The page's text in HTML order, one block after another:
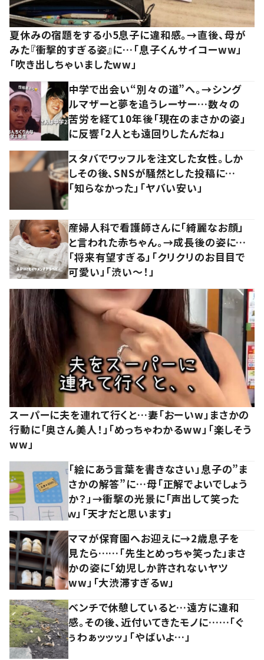
夏休みの宿題をする小5息子に違和感。→直後、母が
みた『衝撃的すぎる姿』に…「息子くんサイコーww」
「吹き出しちゃいましたww」
中学で出会い“別々の道”へ。→シング
ルマザーと夢を追うレーサー…数々の
苦労を経て10年後「現在のまさかの姿」
に反響「2人とも遠回りしたんだね」
スタバでワッフルを注文した女性。しか
しその後、SNSが騒然とした投稿に…
「知らなかった」「ヤバい安い」
産婦人科で看護師さんに「綺麗なお顔」
と言われた赤ちゃん。→成長後の姿に…
「将来有望すぎる」「クリクリのお目目で
可愛い」「渋い～！」
スーパーに夫を連れて行くと…妻「おーいw」まさかの
行動に「奥さん美人！」「めっちゃわかるww」「楽しそう
ww」
「絵にあう言葉を書きなさい」息子の”ま
さかの解答”に…母「正解でよいでしょう
か？」→衝撃の光景に「声出して笑った
ｗ」「天才だと思います」
ママが保育園へお迎えに→2歳息子を
見たら……「先生とめっちゃ笑った」まさ
かの姿に「幼児しか許されないヤツ
ww」「大渋滞すぎるw」
ベンチで休憩していると…遠方に違和
感。その後、近付いてきたモノに……「ぐ
ぅわぁッッッ」「やばいよ…」